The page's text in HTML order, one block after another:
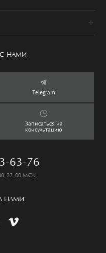
С НАМИ
Telegram
Записаться на
консультацию
63-76
22:00 МСК
НАМИ